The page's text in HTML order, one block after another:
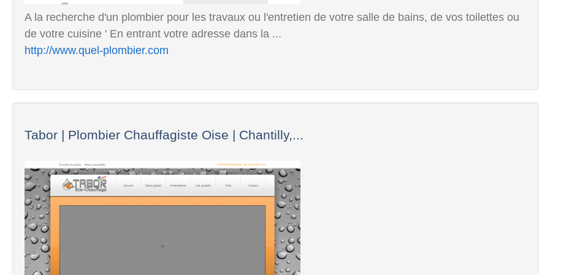
A la recherche d'un plombier pour les travaux ou l'entretien de votre salle de bains, de vos toilettes ou
de votre cuisine ' En entrant votre adresse dans la ...
http://www.quel-plombier.com
Tabor | Plombier Chauffagiste Oise | Chantilly,...